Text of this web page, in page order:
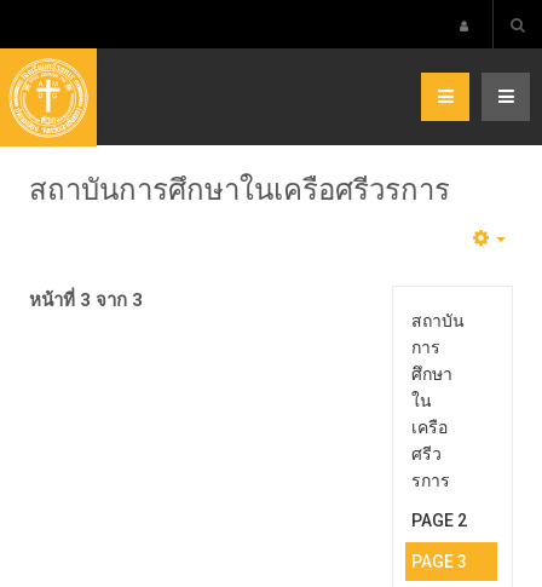
สถาบันการศึกษาในเครือศรีวรการ
สถาบัน
การ
ศึกษา
ใน
เครือ
ศรีว
รการ
PAGE 2
PAGE 3
หน้าที่ 3 จาก 3